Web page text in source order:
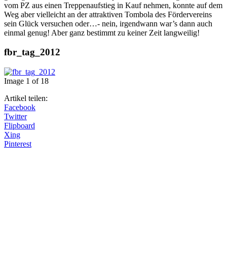
vom PZ aus einen Treppenaufstieg in Kauf nehmen, konnte auf dem
Weg aber vielleicht an der attraktiven Tombola des Fördervereins
sein Glück versuchen oder…- nein, irgendwann war’s dann auch
einmal genug! Aber ganz bestimmt zu keiner Zeit langweilig!
fbr_tag_2012
Image 1 of 18
Artikel teilen:
Facebook
Twitter
Flipboard
Xing
Pinterest